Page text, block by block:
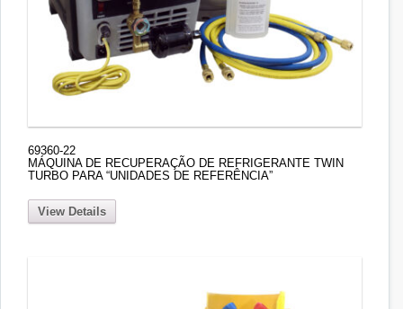
69360-22
MÁQUINA DE RECUPERAÇÃO DE REFRIGERANTE TWIN
TURBO PARA “UNIDADES DE REFERÊNCIA”
View Details